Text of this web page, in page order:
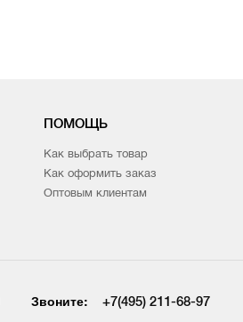
ПОМОЩЬ
Как выбрать товар
Как оформить заказ
Оптовым клиентам
Звоните: +7(495) 211-68-97